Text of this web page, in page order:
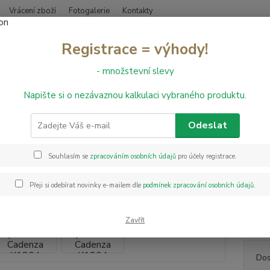
Vrácení zboží Fotogalerie Kontakty
Hledat
Laminátové podlahy Laminátová podlaha Cadenza K1804 Allegro Light
podlaha Cadenza
(4V
vás
Registrace = výhody!
- množstevní slevy
Napište si o nezávaznou kalkulaci vybraného produktu.
Odeslat
Souhlasím se zpracováním osobních údajůpro účely registrace.
Přeji si odebírat novinky e-mailem dle podmínek zpracování osobních údajů.
Zavřít